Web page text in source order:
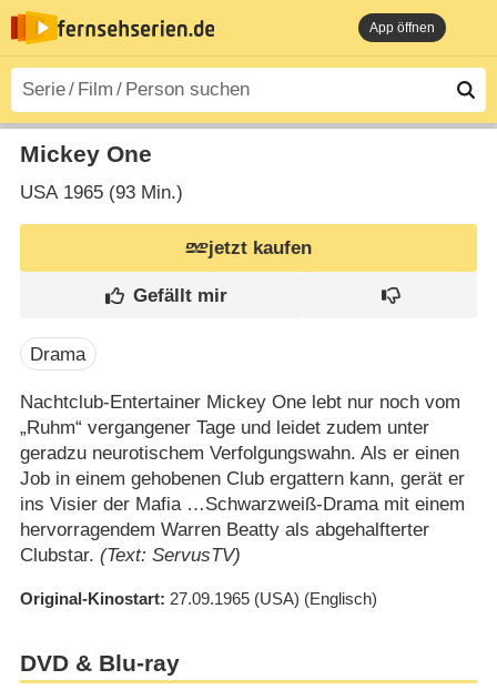
App öffnen
Mickey One
USA1965 (93 Min.)
jetzt kaufen
Drama
Nachtclub-Entertainer Mickey One lebt nur noch vom
„Ruhm“ vergangener Tage und leidet zudem unter
geradzu neurotischem Verfolgungswahn. Als er einen
Job in einem gehobenen Club ergattern kann, gerät er
ins Visier der Mafia …Schwarzweiß-Drama mit einem
hervorragendem Warren Beatty als abgehalfterter
Clubstar. (Text: ServusTV)
Original-Kinostart 27.09.1965 (USA) (Englisch)
DVD & Blu-ray